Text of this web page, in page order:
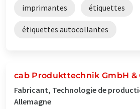
imprimantes étiquettes
étiquettes autocollantes
cab Produkttechnik GmbH &
Fabricant, Technologie de
Allemagne